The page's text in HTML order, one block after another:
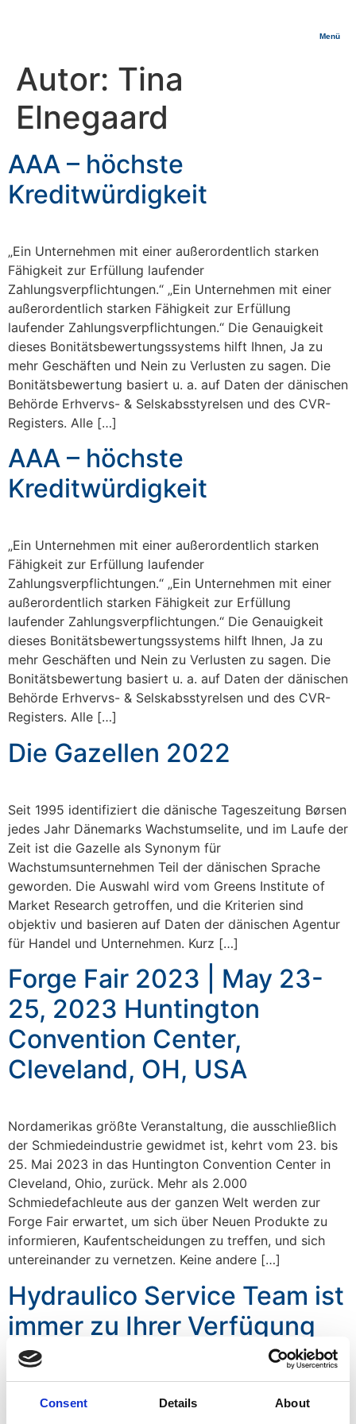
Consent Details About
Menü
Autor: Tina
Elnegaard
AAA – höchste
Kreditwürdigkeit
„Ein Unternehmen mit einer außerordentlich starken
Fähigkeit zur Erfüllung laufender
Zahlungsverpflichtungen.“ „Ein Unternehmen mit einer
außerordentlich starken Fähigkeit zur Erfüllung
laufender Zahlungsverpflichtungen.“ Die Genauigkeit
dieses Bonitätsbewertungssystems hilft Ihnen, Ja zu
mehr Geschäften und Nein zu Verlusten zu sagen. Die
Bonitätsbewertung basiert u. a. auf Daten der dänischen
Behörde Erhvervs- & Selskabsstyrelsen und des CVR-
Registers. Alle […]
AAA – höchste
Kreditwürdigkeit
„Ein Unternehmen mit einer außerordentlich starken
Fähigkeit zur Erfüllung laufender
Zahlungsverpflichtungen.“ „Ein Unternehmen mit einer
außerordentlich starken Fähigkeit zur Erfüllung
laufender Zahlungsverpflichtungen.“ Die Genauigkeit
dieses Bonitätsbewertungssystems hilft Ihnen, Ja zu
mehr Geschäften und Nein zu Verlusten zu sagen. Die
Bonitätsbewertung basiert u. a. auf Daten der dänischen
Behörde Erhvervs- & Selskabsstyrelsen und des CVR-
Registers. Alle […]
Die Gazellen 2022
Seit 1995 identifiziert die dänische Tageszeitung Børsen
jedes Jahr Dänemarks Wachstumselite, und im Laufe der
Zeit ist die Gazelle als Synonym für
Wachstumsunternehmen Teil der dänischen Sprache
geworden. Die Auswahl wird vom Greens Institute of
Market Research getroffen, und die Kriterien sind
objektiv und basieren auf Daten der dänischen Agentur
für Handel und Unternehmen. Kurz […]
Forge Fair 2023 | May 23-
25, 2023 Huntington
Convention Center,
Cleveland, OH, USA
Nordamerikas größte Veranstaltung, die ausschließlich
der Schmiedeindustrie gewidmet ist, kehrt vom 23. bis
25. Mai 2023 in das Huntington Convention Center in
Cleveland, Ohio, zurück. Mehr als 2.000
Schmiedefachleute aus der ganzen Welt werden zur
Forge Fair erwartet, um sich über Neuen Produkte zu
informieren, Kaufentscheidungen zu treffen, und sich
untereinander zu vernetzen. Keine andere […]
Hydraulico Service Team ist
immer zu Ihrer Verfügung
Gründung einer